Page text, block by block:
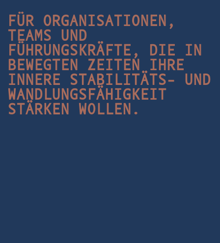
FÜR ORGANISATIONEN,
TEAMS UND
FÜHRUNGSKRÄFTE, DIE IN
BEWEGTEN ZEITEN IHRE
INNERE STABILITÄTS- UND
WANDLUNGSFÄHIGKEIT
STÄRKEN WOLLEN.
FÜR ORGANISATIONEN,
TEAMS UND
FÜHRUNGSKRÄFTE, DIE IN
BEWEGTEN ZEITEN IHRE
INNERE STABILITÄTS- UND
WANDLUNGSFÄHIGKEIT
STÄRKEN WOLLEN.